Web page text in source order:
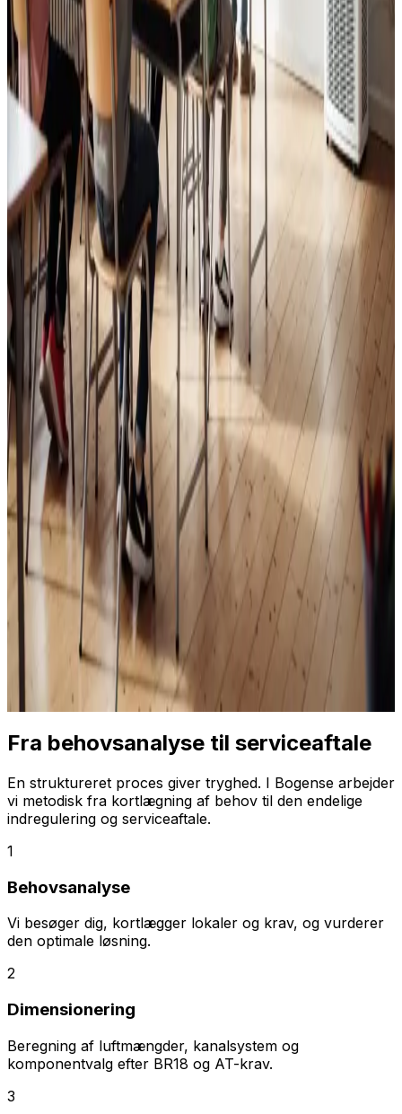
Skoleventilation
Frisk luft og bedre koncentration i skoler og institutioner
i Bogense.
Læs mere
Fra behovsanalyse til serviceaftale
En struktureret proces giver tryghed. I Bogense arbejder
vi metodisk fra kortlægning af behov til den endelige
indregulering og serviceaftale.
1
Behovsanalyse
Vi besøger dig, kortlægger lokaler og krav, og vurderer
den optimale løsning.
2
Dimensionering
Beregning af luftmængder, kanalsystem og
komponentvalg efter BR18 og AT-krav.
3